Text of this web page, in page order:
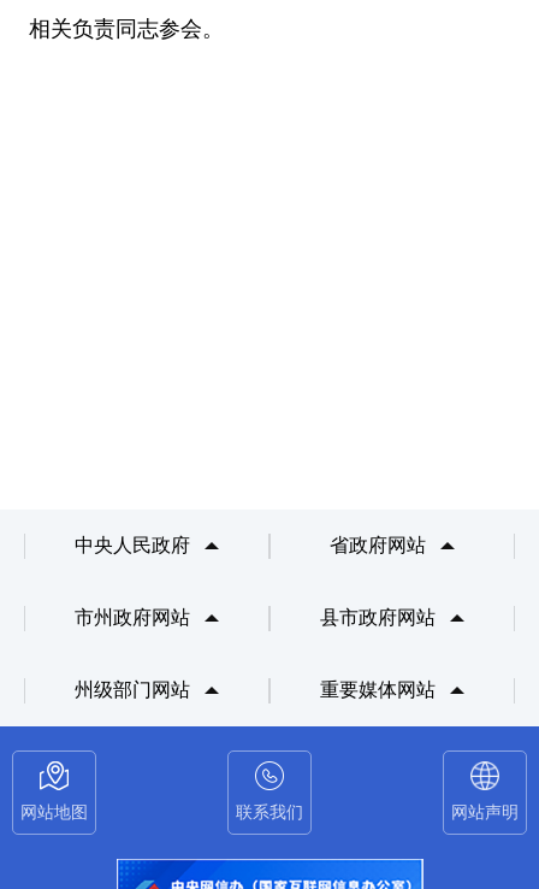
相关负责同志参会。
中央人民政府 省政府网站
市州政府网站 县市政府网站
州级部门网站 重要媒体网站
网站地图 联系我们 网站声明